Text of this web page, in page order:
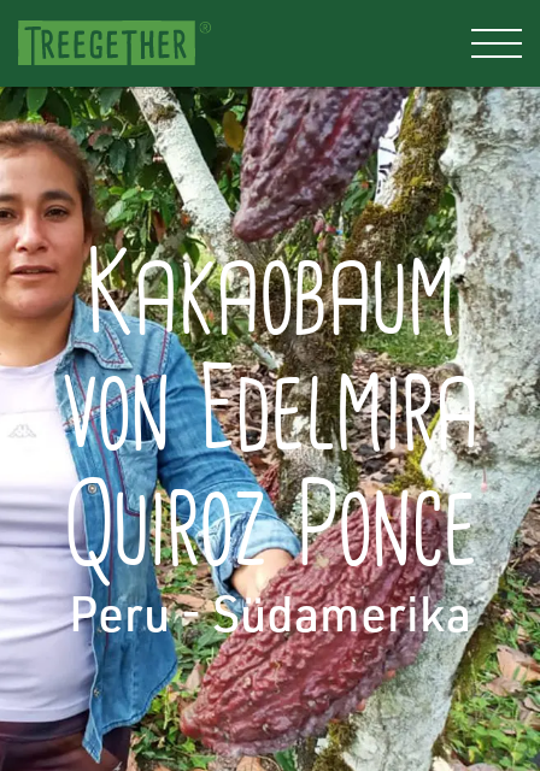
Kakaobaum
von Edelmira
Quiroz Ponce
Peru - Südamerika